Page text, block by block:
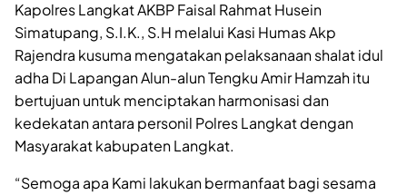
Kapolres Langkat AKBP Faisal Rahmat Husein
Simatupang, S.I.K., S.H melalui Kasi Humas Akp
Rajendra kusuma mengatakan pelaksanaan shalat idul
adha Di Lapangan Alun-alun Tengku Amir Hamzah itu
bertujuan untuk menciptakan harmonisasi dan
kedekatan antara personil Polres Langkat dengan
Masyarakat kabupaten Langkat.
“Semoga apa Kami lakukan bermanfaat bagi sesama